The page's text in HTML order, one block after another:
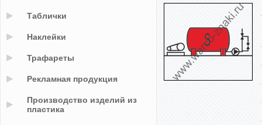
Таблички
Наклейки
Трафареты
Рекламная продукция
Производство изделий из
пластика